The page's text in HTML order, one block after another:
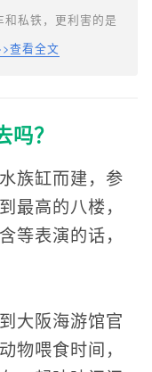
私铁，更利害的是
查看全文
？
族缸而建，参
最高的八楼，
等表演的话，
大阪海游馆官
物喂食时间，